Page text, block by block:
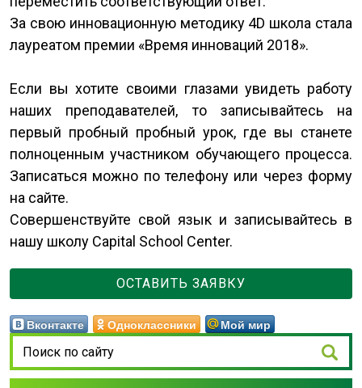
За свою инновационную методику 4D школа стала
лауреатом премии «Время инноваций 2018».
Если вы хотите своими глазами увидеть работу
наших преподавателей, то записывайтесь на
первый пробный пробный урок, где вы станете
полноценным участником обучающего процесса.
Записаться можно по телефону или через форму
на сайте.
Совершенствуйте свой язык и записывайтесь в
нашу школу Capital School Center.
ОСТАВИТЬ ЗАЯВКУ
Вконтакте Одноклассники Мой мир